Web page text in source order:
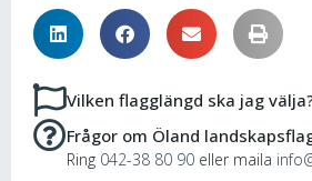
Vilken flagglängd ska jag
Frågor om Öland
Ring 042-38 80 90 eller maila